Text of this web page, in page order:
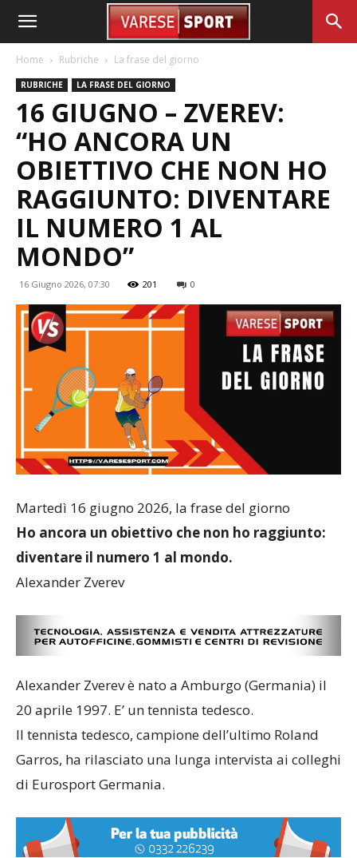
Home Rubriche La frase del giorno
RUBRICHE LA FRASE DEL GIORNO
16 GIUGNO – ZVEREV:
“HO ANCORA UN
OBIETTIVO CHE NON HO
RAGGIUNTO: DIVENTARE
IL NUMERO 1 AL
MONDO”
16 Giugno 2026, 07:30 201 0
Martedì 16 giugno 2026, la frase del giorno
Ho ancora un obiettivo che non ho raggiunto:
diventare il numero 1 al mondo.
Alexander Zverev
Alexander Zverev è nato a Amburgo (Germania) il
20 aprile 1997. E’ un tennista tedesco.
Il tennista tedesco, campione dell’ultimo Roland
Garros, ha rilasciato una lunga intervista ai colleghi
di Eurosport Germania.